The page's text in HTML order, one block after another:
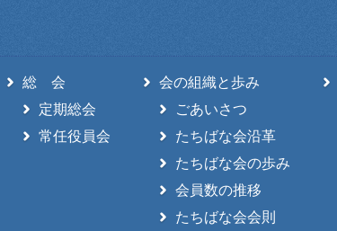
総 会
定期総会
常任役員会
会の組織と歩み
ごあいさつ
たちばな会沿革
たちばな会の歩み
会員数の推移
たちばな会会則